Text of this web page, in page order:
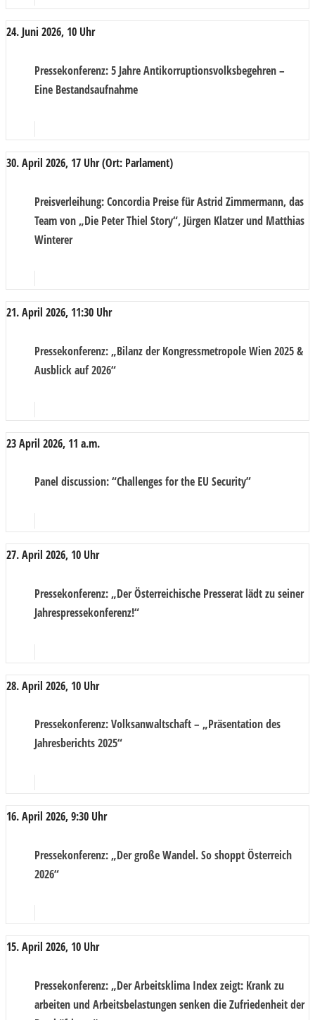
24. Juni 2026, 10 Uhr
Pressekonferenz: 5 Jahre Antikorruptionsvolksbegehren –
Eine Bestandsaufnahme
30. April 2026, 17 Uhr (Ort: Parlament)
Preisverleihung: Concordia Preise für Astrid Zimmermann, das
Team von „Die Peter Thiel Story“, Jürgen Klatzer und Matthias
Winterer
21. April 2026, 11:30 Uhr
Pressekonferenz: „Bilanz der Kongressmetropole Wien 2025 &
Ausblick auf 2026“
23 April 2026, 11 a.m.
Panel discussion: “Challenges for the EU Security”
27. April 2026, 10 Uhr
Pressekonferenz: „Der Österreichische Presserat lädt zu seiner
Jahrespressekonferenz!“
28. April 2026, 10 Uhr
Pressekonferenz: Volksanwaltschaft – „Präsentation des
Jahresberichts 2025“
16. April 2026, 9:30 Uhr
Pressekonferenz: „Der große Wandel. So shoppt Österreich
2026“
15. April 2026, 10 Uhr
Pressekonferenz: „Der Arbeitsklima Index zeigt: Krank zu
arbeiten und Arbeitsbelastungen senken die Zufriedenheit der